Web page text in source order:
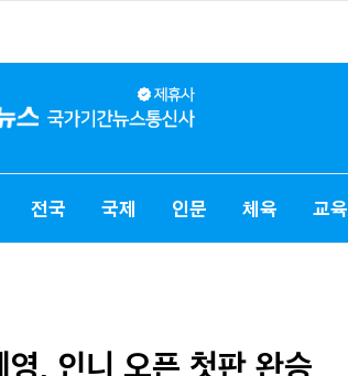
전국 국제 인문 체육 교육
, 인니 오픈 첫판 완승